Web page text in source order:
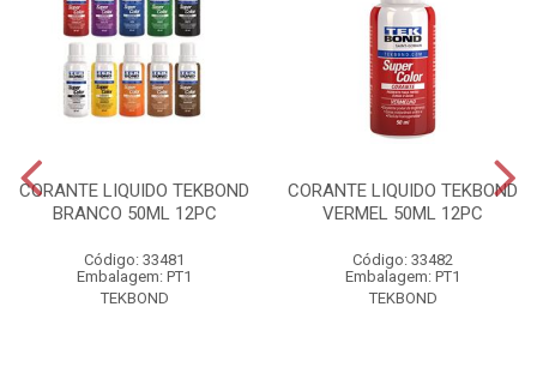
CORANTE LIQUIDO TEKBOND
BRANCO 50ML 12PC
Código: 33481
Embalagem: PT1
TEKBOND
CORANTE LIQUIDO TEKBOND
VERMEL 50ML 12PC
Código: 33482
Embalagem: PT1
TEKBOND